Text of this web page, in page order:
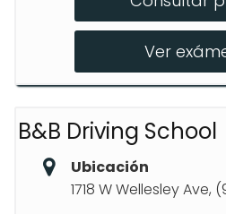
CDL Class B Training
Hazmat
Ver
B&B Driving School
Ubicación
1718 W Wellesley